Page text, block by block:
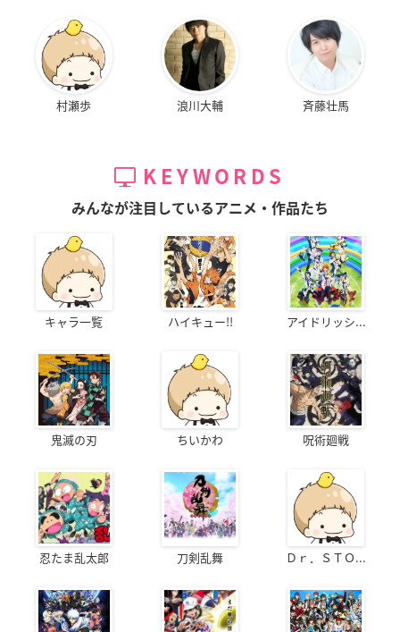
村瀬歩 浪川大輔 斉藤壮馬
KEYWORDS
みんなが注目しているアニメ・作品たち
キャラ一覧 ハイキュー!! アイドリッシ...
鬼滅の刃 ちいかわ 呪術廻戦
忍たま乱太郎 刀剣乱舞 Ｄｒ．ＳＴＯ...